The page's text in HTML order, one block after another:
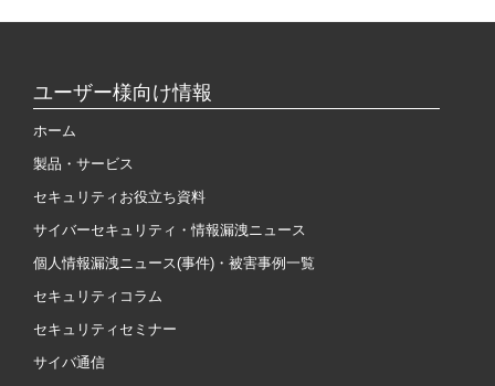
ユーザー様向け情報
ホーム
製品・サービス
セキュリティお役立ち資料
サイバーセキュリティ・情報漏洩ニュース
個人情報漏洩ニュース(事件)・被害事例一覧
セキュリティコラム
セキュリティセミナー
サイバ通信